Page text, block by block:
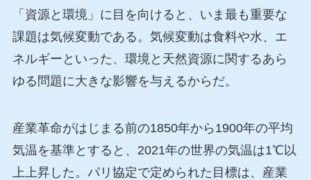
「資源と環境」に目を向けると、いま最も重要な
課題は気候変動である。気候変動は食料や水、エ
ネルギーといった、環境と天然資源に関するあら
ゆる問題に大きな影響を与えるからだ。
産業革命がはじまる前の1850年から1900年の平均
気温を基準とすると、2021年の世界の気温は1℃以
上上昇した。パリ協定で定められた目標は、産業